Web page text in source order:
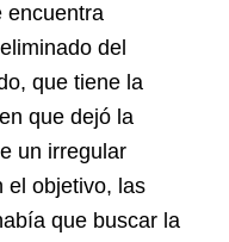
encuentra
del
que tiene la
que dejó la
un irregular
el objetivo, las
que buscar la